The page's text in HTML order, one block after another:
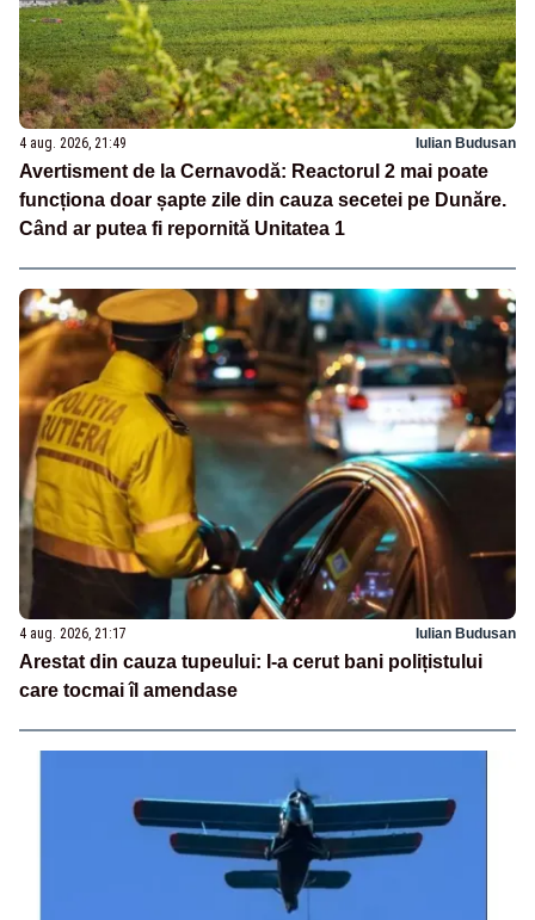
4 aug. 2026, 21:49 Iulian Budusan
Avertisment de la Cernavodă: Reactorul 2 mai poate
funcționa doar șapte zile din cauza secetei pe Dunăre.
Când ar putea fi repornită Unitatea 1
4 aug. 2026, 21:17 Iulian Budusan
Arestat din cauza tupeului: I-a cerut bani polițistului
care tocmai îl amendase